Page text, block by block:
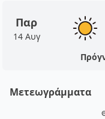
Παρ
14 Αυγ
Μετεωγράμματα